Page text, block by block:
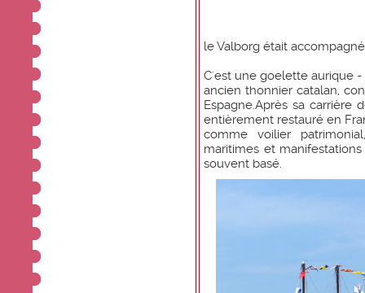
le Valborg était
C'est une goelette aurique
ancien thonnier catalan,
Espagne.Après sa carrière
entièrement restauré en
comme voilier
maritimes et
souvent basé.